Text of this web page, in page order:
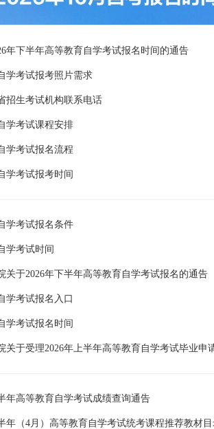
年下半年高等教育自学考试报名时间的通告
学考试报考照片需求
招生考试机构联系电话
学考试课程安排
学考试报名流程
学考试报考时间
学考试报名条件
学考试时间
关于2026年下半年高等教育自学考试报名的通告
学考试报名入口
学考试报名时间
关于受理2026年上半年高等教育自学考试毕业申
年高等教育自学考试成绩查询通告
年（4月）高等教育自学考试统考课程推荐教材